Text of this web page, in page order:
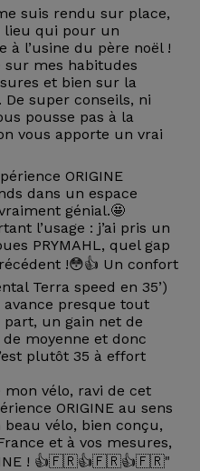
suis rendu sur place,
lieu qui pour un
à l’usine du père noël !
sur mes habitudes
et bien sur la
super conseils, ni
pousse pas à la
vous apporte un vrai
ORIGINE
dans un espace
génial.🤩
l’usage : j’ai pris un
PRYMAHL, quel gap
!😳👍 Un confort
Terra speed en 35’)
presque tout
un gain net de
moyenne et donc
plutôt 35 à effort
vélo, ravi de cet
ORIGINE au sens
vélo, bien conçu,
et à vos mesures,
! 👍🇫🇷👍🇫🇷👍🇫🇷"